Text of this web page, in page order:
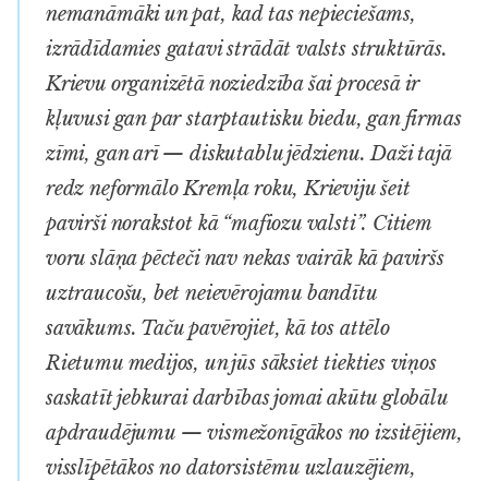
nemanāmāki un pat, kad tas nepieciešams,
izrādīdamies gatavi strādāt valsts struktūrās.
Krievu organizētā noziedzība šai procesā ir
kļuvusi gan par starptautisku biedu, gan firmas
zīmi, gan arī — diskutablu jēdzienu. Daži tajā
redz neformālo Kremļa roku, Krieviju šeit
pavirši norakstot kā “mafiozu valsti”. Citiem
voruslāņa pēcteči nav nekas vairāk kā paviršs
uztraucošu, bet neievērojamu bandītu
savākums. Taču pavērojiet, kā tos attēlo
Rietumu medijos, un jūs sāksiet tiekties viņos
saskatīt jebkurai darbības jomai akūtu globālu
apdraudējumu — vismežonīgākos no izsitējiem,
visslīpētākos no datorsistēmu uzlauzējiem,